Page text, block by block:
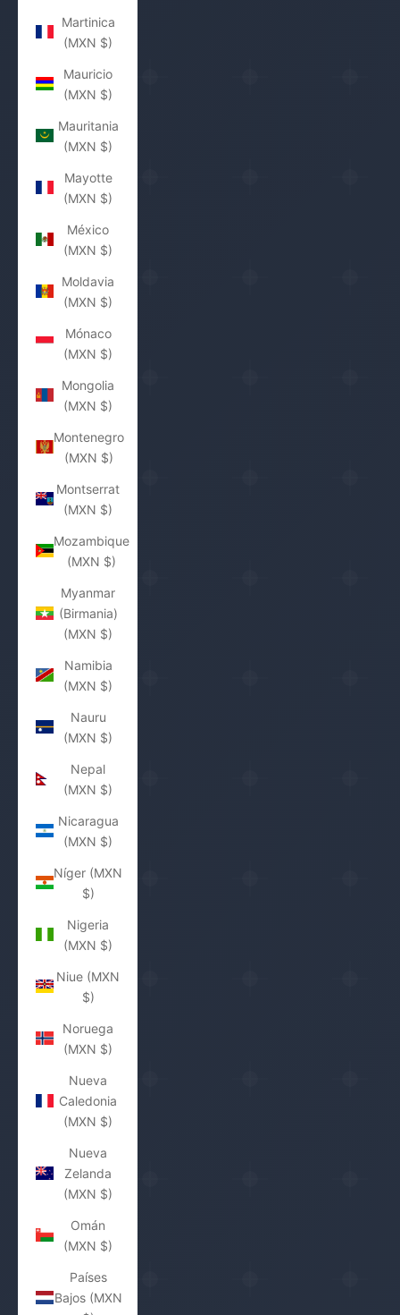
Martinica
(MXN $)
Mauricio
(MXN $)
Mauritania
(MXN $)
Mayotte
(MXN $)
México
(MXN $)
Moldavia
(MXN $)
Mónaco
(MXN $)
Mongolia
(MXN $)
Montenegro
(MXN $)
Montserrat
(MXN $)
Mozambique
(MXN $)
Myanmar
(Birmania)
(MXN $)
Namibia
(MXN $)
Nauru
(MXN $)
Nepal
(MXN $)
Nicaragua
(MXN $)
Níger (MXN
$)
Nigeria
(MXN $)
Niue (MXN
$)
Noruega
(MXN $)
Nueva
Caledonia
(MXN $)
Nueva
Zelanda
(MXN $)
Omán
(MXN $)
Países
Bajos (MXN